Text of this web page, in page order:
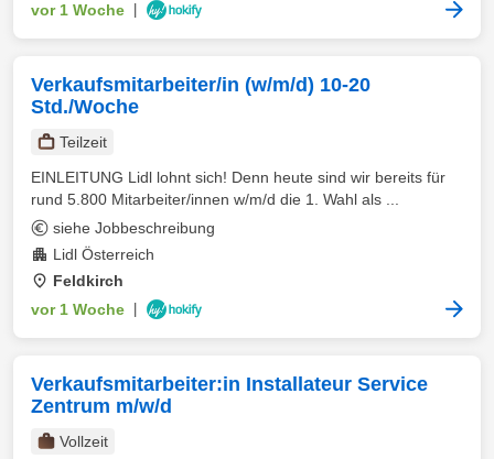
vor 1 Woche
Verkaufsmitarbeiter/in (w/m/d) 10-20
Std./Woche
Teilzeit
EINLEITUNG Lidl lohnt sich! Denn heute sind wir bereits für
rund 5.800 Mitarbeiter/innen w/m/d die 1. Wahl als ...
siehe Jobbeschreibung
Lidl Österreich
Feldkirch
vor 1 Woche
Verkaufsmitarbeiter:in Installateur Service
Zentrum m/w/d
Vollzeit